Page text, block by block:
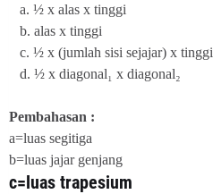
a. ½ x alas x tinggi
b. alas x tinggi
c. ½ x (jumlah sisi sejajar) x tinggi
d. ½ x diagonal₁ x diagonal₂
Pembahasan :
a=luas segitiga
b=luas jajar genjang
c=luas trapesium